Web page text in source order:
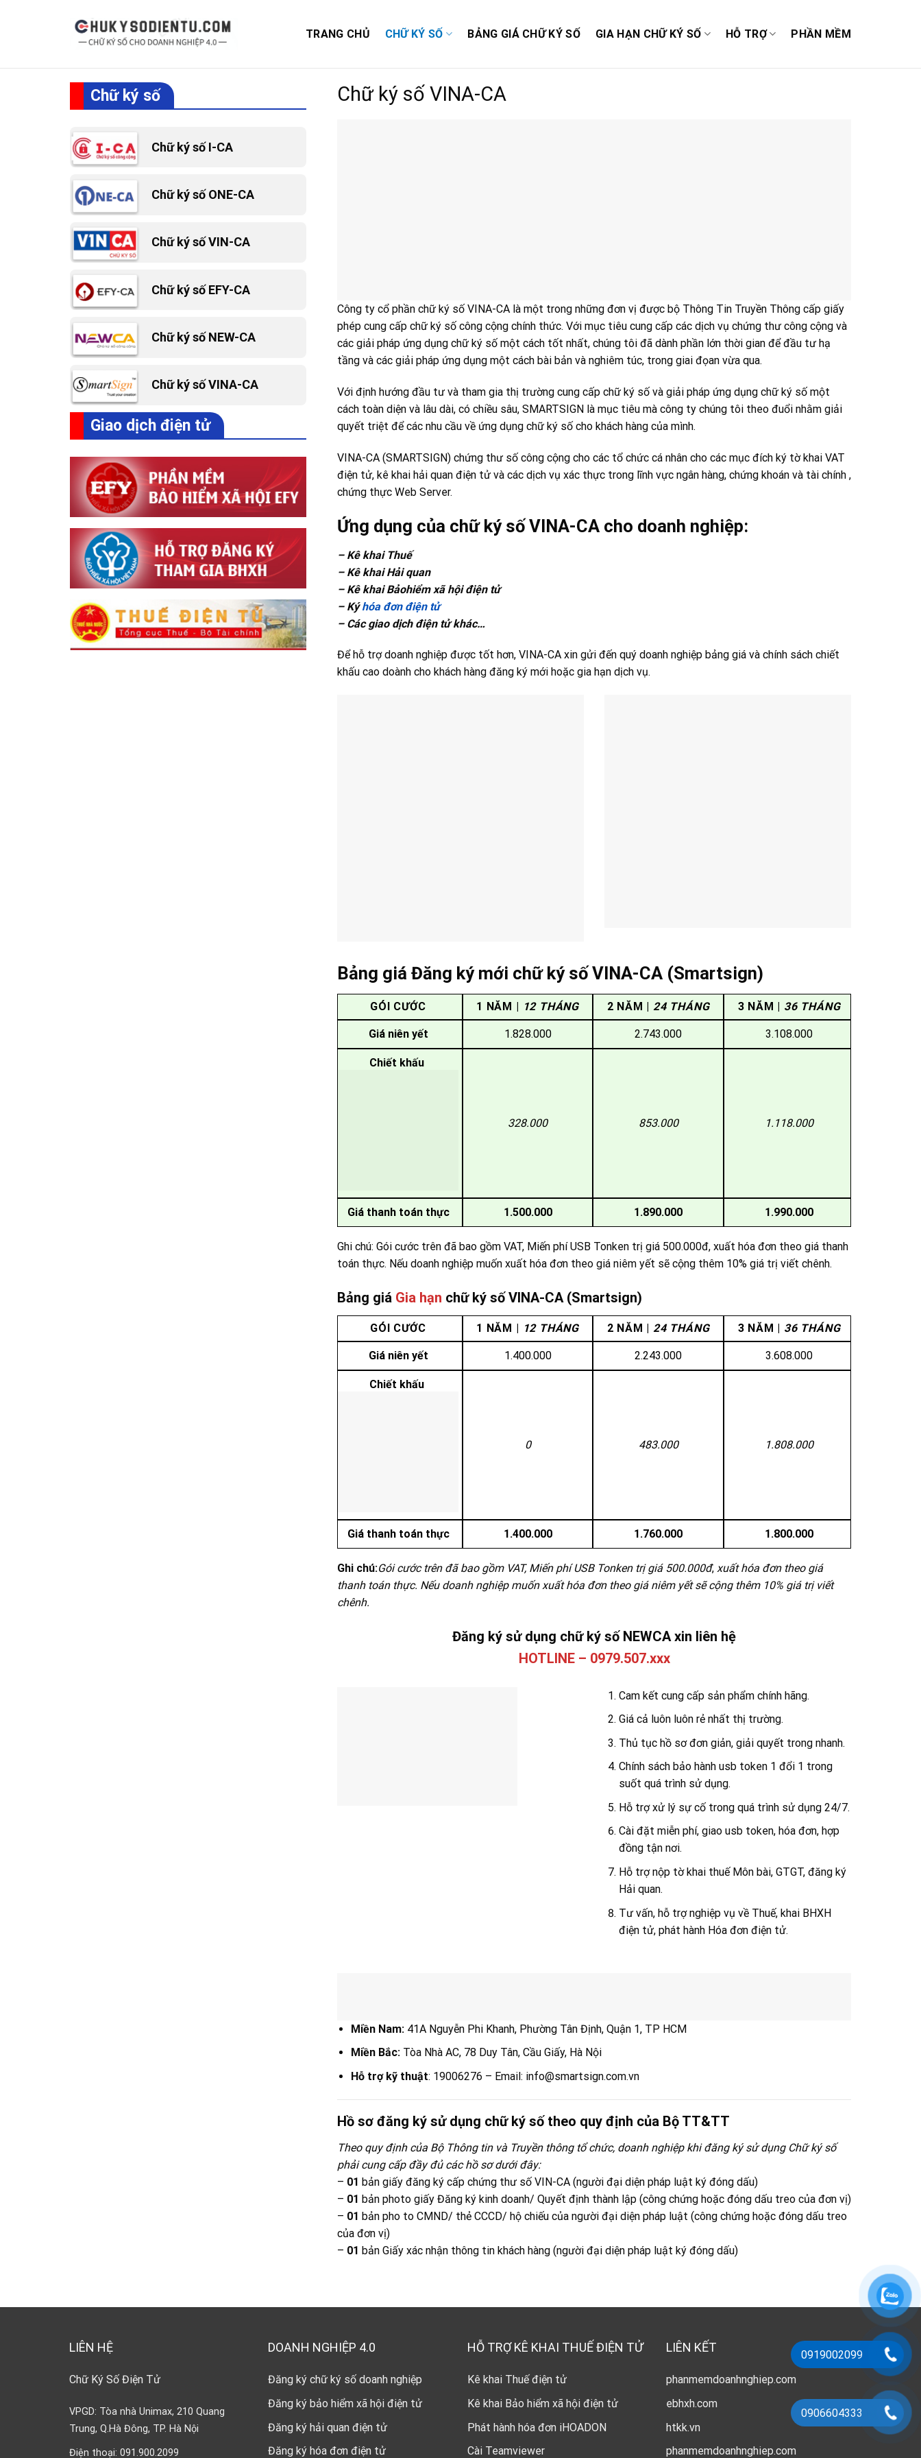
TRANG CHỦ CHỮ KÝ SỐ BẢNG GIÁ CHỮ KÝ SỐ GIA HẠN CHỮ KÝ SỐ HỖ TRỢ PHẦN MỀM
Chữ ký số VINA-CA
Công ty cổ phần chữ ký số VINA-CA là một trong những đơn vị được bộ Thông Tin Truyền Thông cấp giấy
phép cung cấp chữ ký số công cộng chính thức. Với mục tiêu cung cấp các dịch vụ chứng thư công cộng và
các giải pháp ứng dụng chữ ký số một cách tốt nhất, chúng tôi đã dành phần lớn thời gian để đầu tư hạ
tầng và các giải pháp ứng dụng một cách bài bản và nghiêm túc, trong giai đọan vừa qua.
Với định hướng đầu tư và tham gia thị trường cung cấp chữ ký số và giải pháp ứng dụng chữ ký số một
cách toàn diện và lâu dài, có chiều sâu, SMARTSIGN là mục tiêu mà công ty chúng tôi theo đuổi nhằm giải
quyết triệt để các nhu cầu về ứng dụng chữ ký số cho khách hàng của mình.
VINA-CA (SMARTSIGN) chứng thư số công cộng cho các tổ chức cá nhân cho các mục đích ký tờ khai VAT
điện tử, kê khai hải quan điện tử và các dịch vụ xác thực trong lĩnh vực ngân hàng, chứng khoán và tài chính ,
chứng thực Web Server.
Ứng dụng của chữ ký số VINA-CA cho doanh nghiệp:
– Kê khai Thuế
– Kê khai Hải quan
– Kê khai Bảohiểm xã hội điện tử
– Kýhóa đơn điện tử
– Các giao dịch điện tử khác…
Để hỗ trợ doanh nghiệp được tốt hơn, VINA-CA xin gửi đến quý doanh nghiệp bảng giá và chính sách chiết
khấu cao doành cho khách hàng đăng ký mới hoặc gia hạn dịch vụ.
Bảng giá Đăng ký mới chữ ký số VINA-CA (Smartsign)
GÓI CƯỚC 1 NĂM | 12 THÁNG 2 NĂM | 24 THÁNG 3 NĂM | 36 THÁNG
Giá niên yết 1.828.000 2.743.000 3.108.000
Chiết khấu
328.000 853.000 1.118.000
Giá thanh toán thực 1.500.000 1.890.000 1.990.000
Ghi chú: Gói cước trên đã bao gồm VAT, Miến phí USB Tonken trị giá 500.000đ, xuất hóa đơn theo giá thanh
toán thực. Nếu doanh nghiệp muốn xuất hóa đơn theo giá niêm yết sẽ cộng thêm 10% giá trị viết chênh.
Bảng giá Gia hạn chữ ký số VINA-CA (Smartsign)
GÓI CƯỚC 1 NĂM | 12 THÁNG 2 NĂM | 24 THÁNG 3 NĂM | 36 THÁNG
Giá niên yết 1.400.000 2.243.000 3.608.000
Chiết khấu
0 483.000 1.808.000
Giá thanh toán thực 1.400.000 1.760.000 1.800.000
Ghi chú:Gói cước trên đã bao gồm VAT, Miến phí USB Tonken trị giá 500.000đ, xuất hóa đơn theo giá
thanh toán thực. Nếu doanh nghiệp muốn xuất hóa đơn theo giá niêm yết sẽ cộng thêm 10% giá trị viết
chênh.
Đăng ký sử dụng chữ ký số NEWCA xin liên hệ
HOTLINE – 0979.507.xxx
Cam kết cung cấp sản phẩm chính hãng.
Giá cả luôn luôn rẻ nhất thị trường.
Thủ tục hồ sơ đơn giản, giải quyết trong nhanh.
Chính sách bảo hành usb token 1 đổi 1 trong
suốt quá trình sử dụng.
Hỗ trợ xử lý sự cố trong quá trình sử dụng 24/7.
Cài đặt miễn phí, giao usb token, hóa đơn, hợp
đồng tận nơi.
Hỗ trợ nộp tờ khai thuế Môn bài, GTGT, đăng ký
Hải quan.
Tư vấn, hỗ trợ nghiệp vụ về Thuế, khai BHXH
điện tử, phát hành Hóa đơn điện tử.
Miền Nam: 41A Nguyễn Phi Khanh, Phường Tân Định, Quận 1, TP HCM
Miền Bắc: Tòa Nhà AC, 78 Duy Tân, Cầu Giấy, Hà Nội
Hỗ trợ kỹ thuật: 19006276 – Email: info@smartsign.com.vn
Hồ sơ đăng ký sử dụng chữ ký số theo quy định của Bộ TT&TT
Theo quy định của Bộ Thông tin và Truyền thông tổ chức, doanh nghiệp khi đăng ký sử dụng Chữ ký số
phải cung cấp đầy đủ các hồ sơ dưới đây:
– 01 bản giấy đăng ký cấp chứng thư số VIN-CA (người đại diện pháp luật ký đóng dấu)
– 01 bản photo giấy Đăng ký kinh doanh/ Quyết định thành lập (công chứng hoặc đóng dấu treo của đơn vị)
– 01 bản pho to CMND/ thẻ CCCD/ hộ chiếu của người đại diện pháp luật (công chứng hoặc đóng dấu treo
của đơn vị)
– 01 bản Giấy xác nhận thông tin khách hàng (người đại diện pháp luật ký đóng dấu)
Chữ ký số
Chữ ký số I-CA
Chữ ký số ONE-CA
Chữ ký số VIN-CA
Chữ ký số EFY-CA
Chữ ký số NEW-CA
Chữ ký số VINA-CA
Giao dịch điện tử
LIÊN HỆ
Chữ Ký Số Điện Tử
VPGD: Tòa nhà Unimax, 210 Quang
Trung, Q.Hà Đông, TP. Hà Nội
Điện thoại: 091.900.2099
DOANH NGHIỆP 4.0
Đăng ký chữ ký số doanh nghiệp
Đăng ký bảo hiểm xã hội điện tử
Đăng ký hải quan điện tử
Đăng ký hóa đơn điện tử
HỖ TRỢ KÊ KHAI THUẾ ĐIỆN TỬ
Kê khai Thuế điện tử
Kê khai Bảo hiểm xã hội điện tử
Phát hành hóa đơn iHOADON
Cài Teamviewer
LIÊN KẾT
phanmemdoanhnghiep.com
ebhxh.com
htkk.vn
phanmemdoanhnghiep.com
0919002099
0906604333